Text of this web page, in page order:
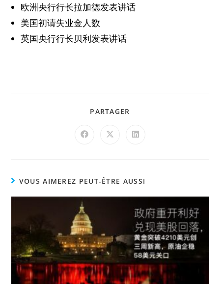
欧洲央行行长拉加德发表讲话
美国初请失业金人数
英国央行行长贝利发表讲话
PARTAGER
VOUS AIMEREZ PEUT-ÊTRE AUSSI